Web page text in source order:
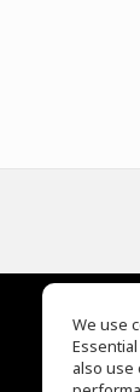
EQ
We use
also use